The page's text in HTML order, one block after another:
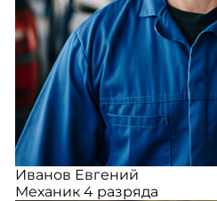
Иванов Евгений
Механик 4 разряда